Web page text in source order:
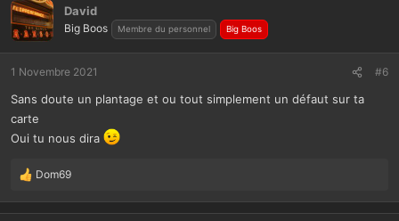
r
é
a
c
t
o
n
David
Big Boos Membre du personnel Big Boos
1 Novembre 2021 #6
Sans doute un plantage et ou tout simplement un défaut sur ta
carte
Oui tu nous dira
L
s
Dom69